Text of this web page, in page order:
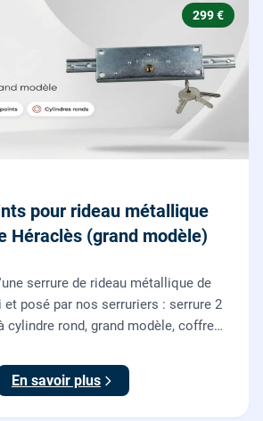
299 €
pour rideau métallique
Héraclès (grand modèle)
serrure de rideau métallique de
posé par nos serruriers : serrure 2
cylindre rond, grand modèle, coffre
verrouillage.
En savoir plus